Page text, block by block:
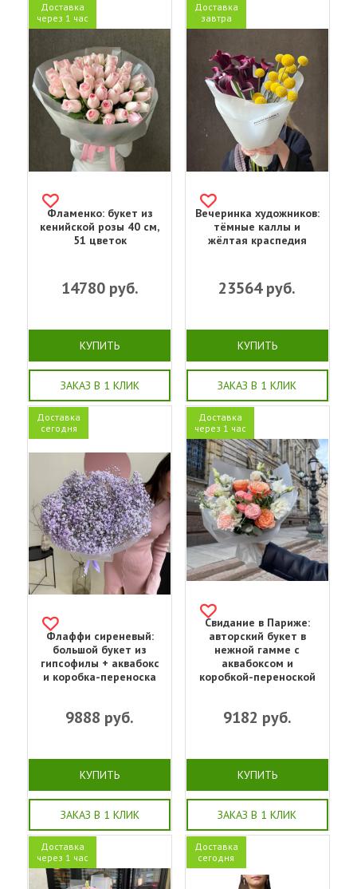
Доставка
через 1 час
Фламенко: букет из
кенийской розы 40 см,
51 цветок
14780руб.
КУПИТЬ
ЗАКАЗ В 1 КЛИК
Доставка
завтра
Вечеринка художников:
тёмные каллы и
жёлтая краспедия
23564руб.
КУПИТЬ
ЗАКАЗ В 1 КЛИК
Доставка
сегодня
Флаффи сиреневый:
большой букет из
гипсофилы + аквабокс
и коробка-переноска
9888 руб.
КУПИТЬ
ЗАКАЗ В 1 КЛИК
Доставка
через 1 час
Свидание в Париже:
авторский букет в
нежной гамме с
аквабоксом и
коробкой-переноской
9182 руб.
КУПИТЬ
ЗАКАЗ В 1 КЛИК
Доставка
через 1 час
Доставка
сегодня